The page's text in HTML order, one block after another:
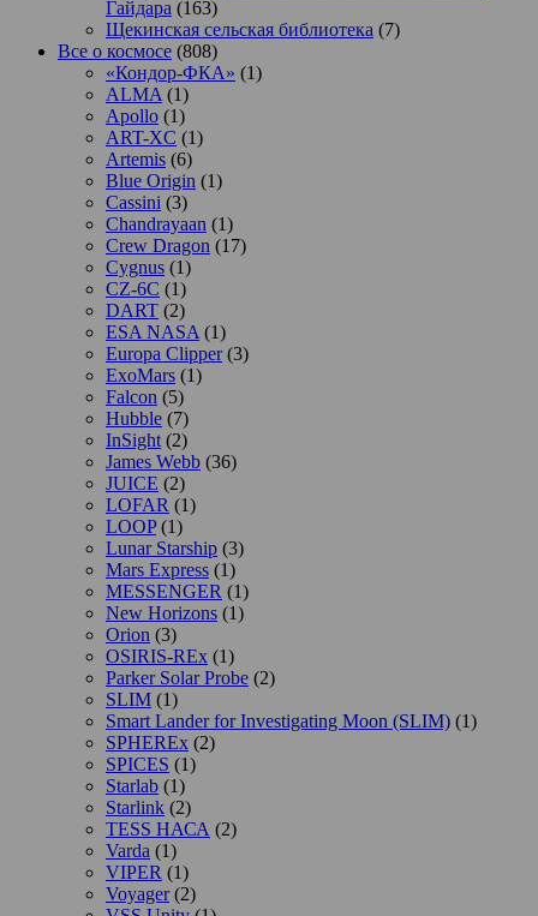
Гайдара (163)
Щекинская сельская библиотека (7)
Все о космосе (808)
«Кондор-ФКА» (1)
ALMA (1)
Apollo (1)
ART-XC (1)
Artemis (6)
Blue Origin (1)
Cassini (3)
Chandrayaan (1)
Crew Dragon (17)
Cygnus (1)
CZ-6C (1)
DART (2)
ESA NASA (1)
Europa Clipper(3)
ExoMars (1)
Falcon (5)
Hubble (7)
InSight (2)
James Webb (36)
JUICE (2)
LOFAR (1)
LOOP(1)
Lunar Starship (3)
Mars Express (1)
MESSENGER (1)
New Horizons (1)
Orion (3)
OSIRIS-REx (1)
Parker Solar Probe (2)
SLIM (1)
Smart Lander for Investigating Moon (SLIM) (1)
SPHEREx (2)
SPICES (1)
Starlab (1)
Starlink (2)
TESS НАСА (2)
Varda (1)
VIPER (1)
Voyager(2)